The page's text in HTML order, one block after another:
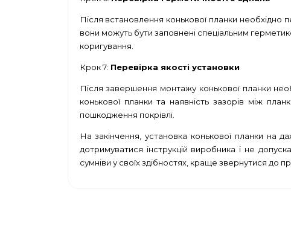
Після встановлення конькової планки необхідно
вони можуть бути заповнені спеціальним
коригування.
Крок 7: Перевірка якості установки
Після завершення монтажу конькової планки
конькової планки та наявність зазорів між
пошкодження покрівлі.
На закінчення, установка конькової планки на
дотримуватися інструкцій виробника і не
сумніви у своїх здібностях, краще звернутися до